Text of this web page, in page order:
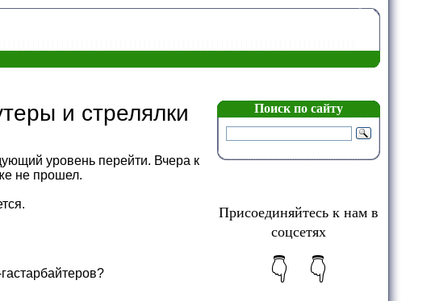
и стрелялки
уровень перейти. Вчера к
не прошел.
Поиск по сайту
Присоединяйтесь к нам в
соцсетях
👇 👇